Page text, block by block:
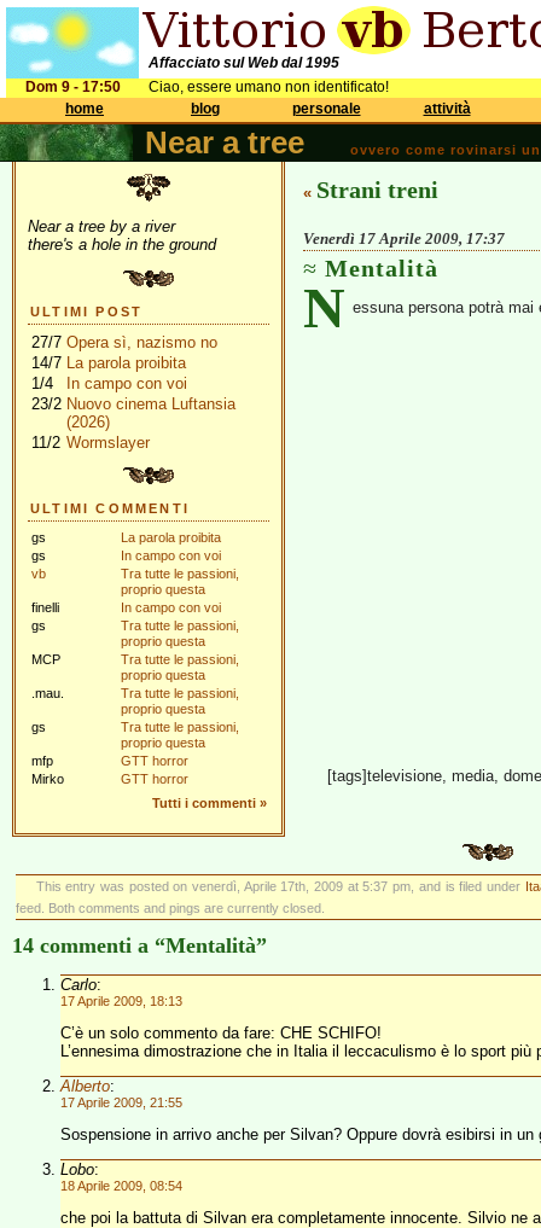
Affacciato sul Web dal 1995
Dom 9 - 17:50
Ciao, essere umano non identificato!
home
blog personale attività
Near a tree ovvero come rovinarsi
Near a tree by a river
there's a hole in the ground
ULTIMI POST
27/7 Opera sì, nazismo no
14/7 La parola proibita
1/4
In campo con voi
23/2 Nuovo cinema Luftansia
(2026)
11/2 Wormslayer
ULTIMI COMMENTI
gs
La parola proibita
gs
In campo con voi
vb
Tra tutte le passioni,
proprio questa
finelli
In campo con voi
gs
Tra tutte le passioni,
proprio questa
MCP
Tra tutte le passioni,
proprio questa
.mau.
Tra tutte le passioni,
proprio questa
gs
Tra tutte le passioni,
proprio questa
mfp
GTT horror
Mirko
GTT horror
Tutti i commenti »
« Strani treni
Venerdì 17 Aprile 2009, 17:37
Mentalità
N essuna persona potrà
[tags]televisione, media,
This entry was posted on venerdì, Aprile 17th, 2009 at 5:37 pm, and is filed under
feed. Both comments and pings are currently closed.
14 commenti a “Mentalità”
Carlo:
17 Aprile 2009, 18:13
C’è un solo commento da fare: CHE SCHIFO!
L’ennesima dimostrazione che in Italia il leccaculismo è lo sport
Alberto:
17 Aprile 2009, 21:55
Sospensione in arrivo anche per Silvan? Oppure dovrà esibirsi in un
Lobo:
18 Aprile 2009, 08:54
che poi la battuta di Silvan era completamente innocente. Silvio ne